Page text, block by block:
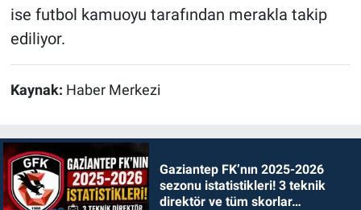
ise futbol kamuoyu tarafından merakla takip
ediliyor.
Kaynak: Haber Merkezi
Gaziantep FK’nın 2025-2026
sezonu istatistikleri! 3 teknik
direktör ve tüm skorlar…